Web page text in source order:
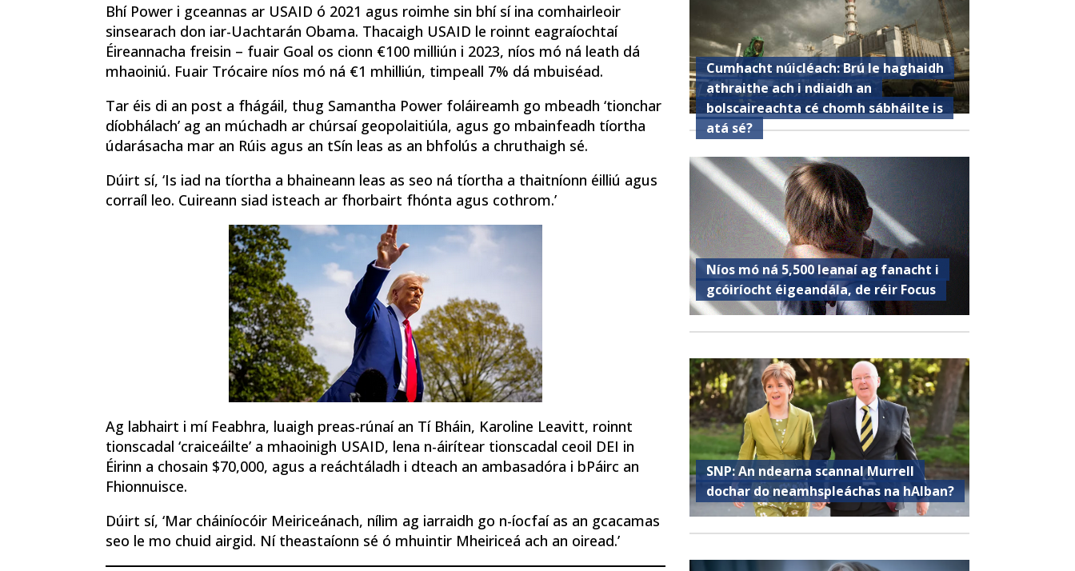
Bhí Power i gceannas ar USAID ó 2021 agus roimhe sin bhí sí ina comhairleoir
sinsearach don iar-Uachtarán Obama. Thacaigh USAID le roinnt eagraíochtaí
Éireannacha freisin – fuair Goal os cionn €100 milliún i 2023, níos mó ná leath dá
mhaoiniú. Fuair Trócaire níos mó ná €1 mhilliún, timpeall 7% dá mbuiséad.
Tar éis di an post a fhágáil, thug Samantha Power foláireamh go mbeadh ‘tionchar
díobhálach’ ag an múchadh ar chúrsaí geopolaitiúla, agus go mbainfeadh tíortha
údarásacha mar an Rúis agus an tSín leas as an bhfolús a chruthaigh sé.
Dúirt sí, ‘Is iad na tíortha a bhaineann leas as seo ná tíortha a thaitníonn éilliú agus
corraíl leo. Cuireann siad isteach ar fhorbairt fhónta agus cothrom.’
Ag labhairt i mí Feabhra, luaigh preas-rúnaí an Tí Bháin, Karoline Leavitt, roinnt
tionscadal ‘craiceáilte’ a mhaoinigh USAID, lena n-áirítear tionscadal ceoil DEI in
Éirinn a chosain $70,000, agus a reáchtáladh i dteach an ambasadóra i bPáirc an
Fhionnuisce.
Dúirt sí, ‘Mar cháiníocóir Meiriceánach, nílim ag iarraidh go n-íocfaí as an gcacamas
seo le mo chuid airgid. Ní theastaíonn sé ó mhuintir Mheiriceá ach an oiread.’
Cumhacht núicléach: Brú le haghaidh
athraithe ach i ndiaidh an
bolscaireachta cé chomh sábháilte is
atá sé?
Níos mó ná 5,500 leanaí ag fanacht i
gcóiríocht éigeandála, de réir Focus
SNP: An ndearna scannal Murrell
dochar do neamhspleáchas na hAlban?